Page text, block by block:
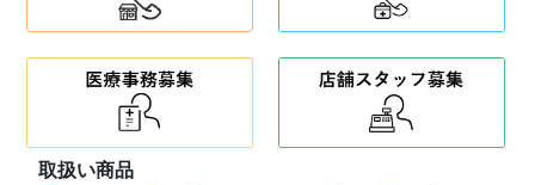
取扱い商品